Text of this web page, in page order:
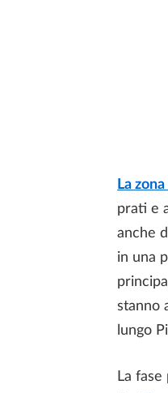
La
prati e
anche
in una
stanno
lungo
La